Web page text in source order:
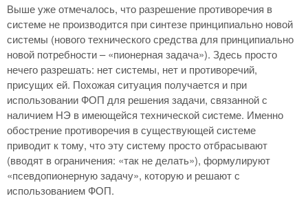
Выше уже отмечалось, что разрешение противоречия в
системе не производится при синтезе принципиально новой
системы (нового технического средства для принципиально
новой потребности – «пионерная задача»). Здесь просто
нечего разрешать: нет системы, нет и противоречий,
присущих ей. Похожая ситуация получается и при
использовании ФОП для решения задачи, связанной с
наличием НЭ в имеющейся технической системе. Именно
обострение противоречия в существующей системе
приводит к тому, что эту систему просто отбрасывают
(вводят в ограничения: «так не делать»), формулируют
«псевдопионерную задачу», которую и решают с
использованием ФОП.